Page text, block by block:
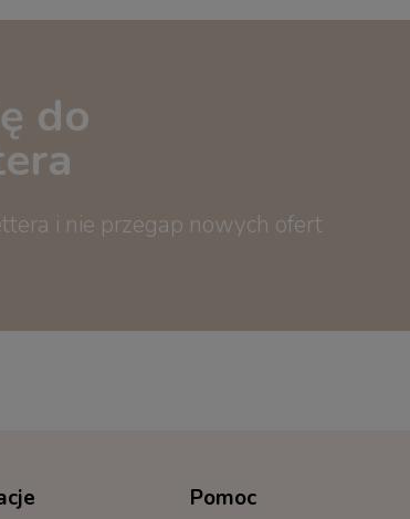
do
i nie przegap nowych ofert
Pomoc